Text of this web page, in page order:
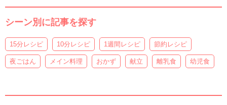
シーン別に記事を探す
15分レシピ 10分レシピ 1週間レシピ 節約レシピ
夜ごはん メイン料理 おかず 献立 離乳食 幼児食